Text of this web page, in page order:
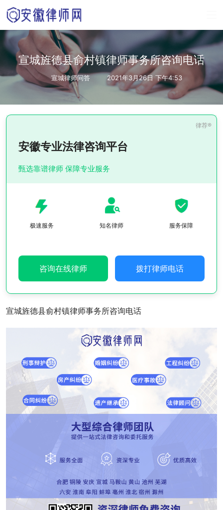
宣城旌德县俞村镇律师事务所咨询电话
宣城律师问答 2021年3月26日 下午4:53
安徽专业法律咨询平台
甄选靠谱律师 保障专业服务
极速服务 知名律师 服务保障
咨询在线律师 拨打律师电话
宣城旌德县俞村镇律师事务所咨询电话